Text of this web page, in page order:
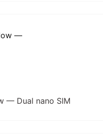
— Dual nano SIM